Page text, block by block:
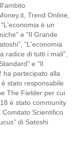
Trend Online,
è un
e "Il Grande
"L'economia
radice di tutti i mali",
e "Il
ha partecipato alla
stato responsabile
The Fielder per cui
è stato community
Scientifico
di Satoshi